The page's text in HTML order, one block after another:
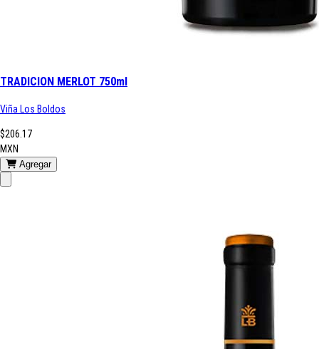
TRADICION MERLOT 750ml
Viña Los Boldos
$206.17
MXN
Agregar